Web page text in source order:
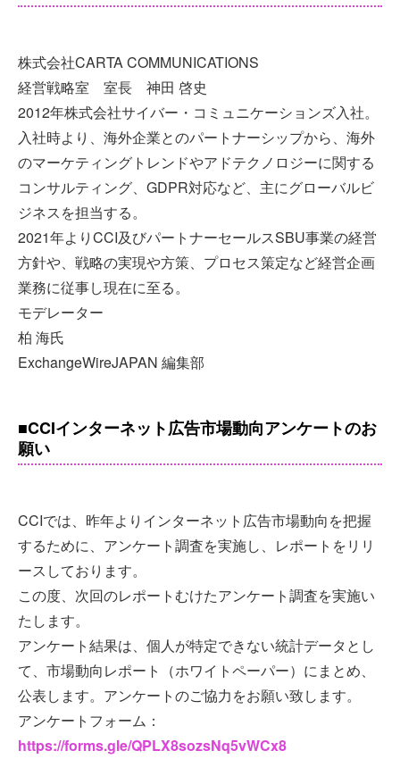
株式会社CARTA COMMUNICATIONS
経営戦略室 室長 神田 啓史
2012年株式会社サイバー・コミュニケーションズ入社。
入社時より、海外企業とのパートナーシップから、海外
のマーケティングトレンドやアドテクノロジーに関する
コンサルティング、GDPR対応など、主にグローバルビ
ジネスを担当する。
2021年よりCCI及びパートナーセールスSBU事業の経営
方針や、戦略の実現や方策、プロセス策定など経営企画
業務に従事し現在に至る。
モデレーター
柏 海氏
ExchangeWireJAPAN 編集部
■CCIインターネット広告市場動向アンケートのお
願い
CCIでは、昨年よりインターネット広告市場動向を把握
するために、アンケート調査を実施し、レポートをリリ
ースしております。
この度、次回のレポートむけたアンケート調査を実施い
たします。
アンケート結果は、個人が特定できない統計データとし
て、市場動向レポート（ホワイトペーパー）にまとめ、
公表します。アンケートのご協力をお願い致します。
アンケートフォーム：
https://forms.gle/QPLX8sozsNq5vWCx8